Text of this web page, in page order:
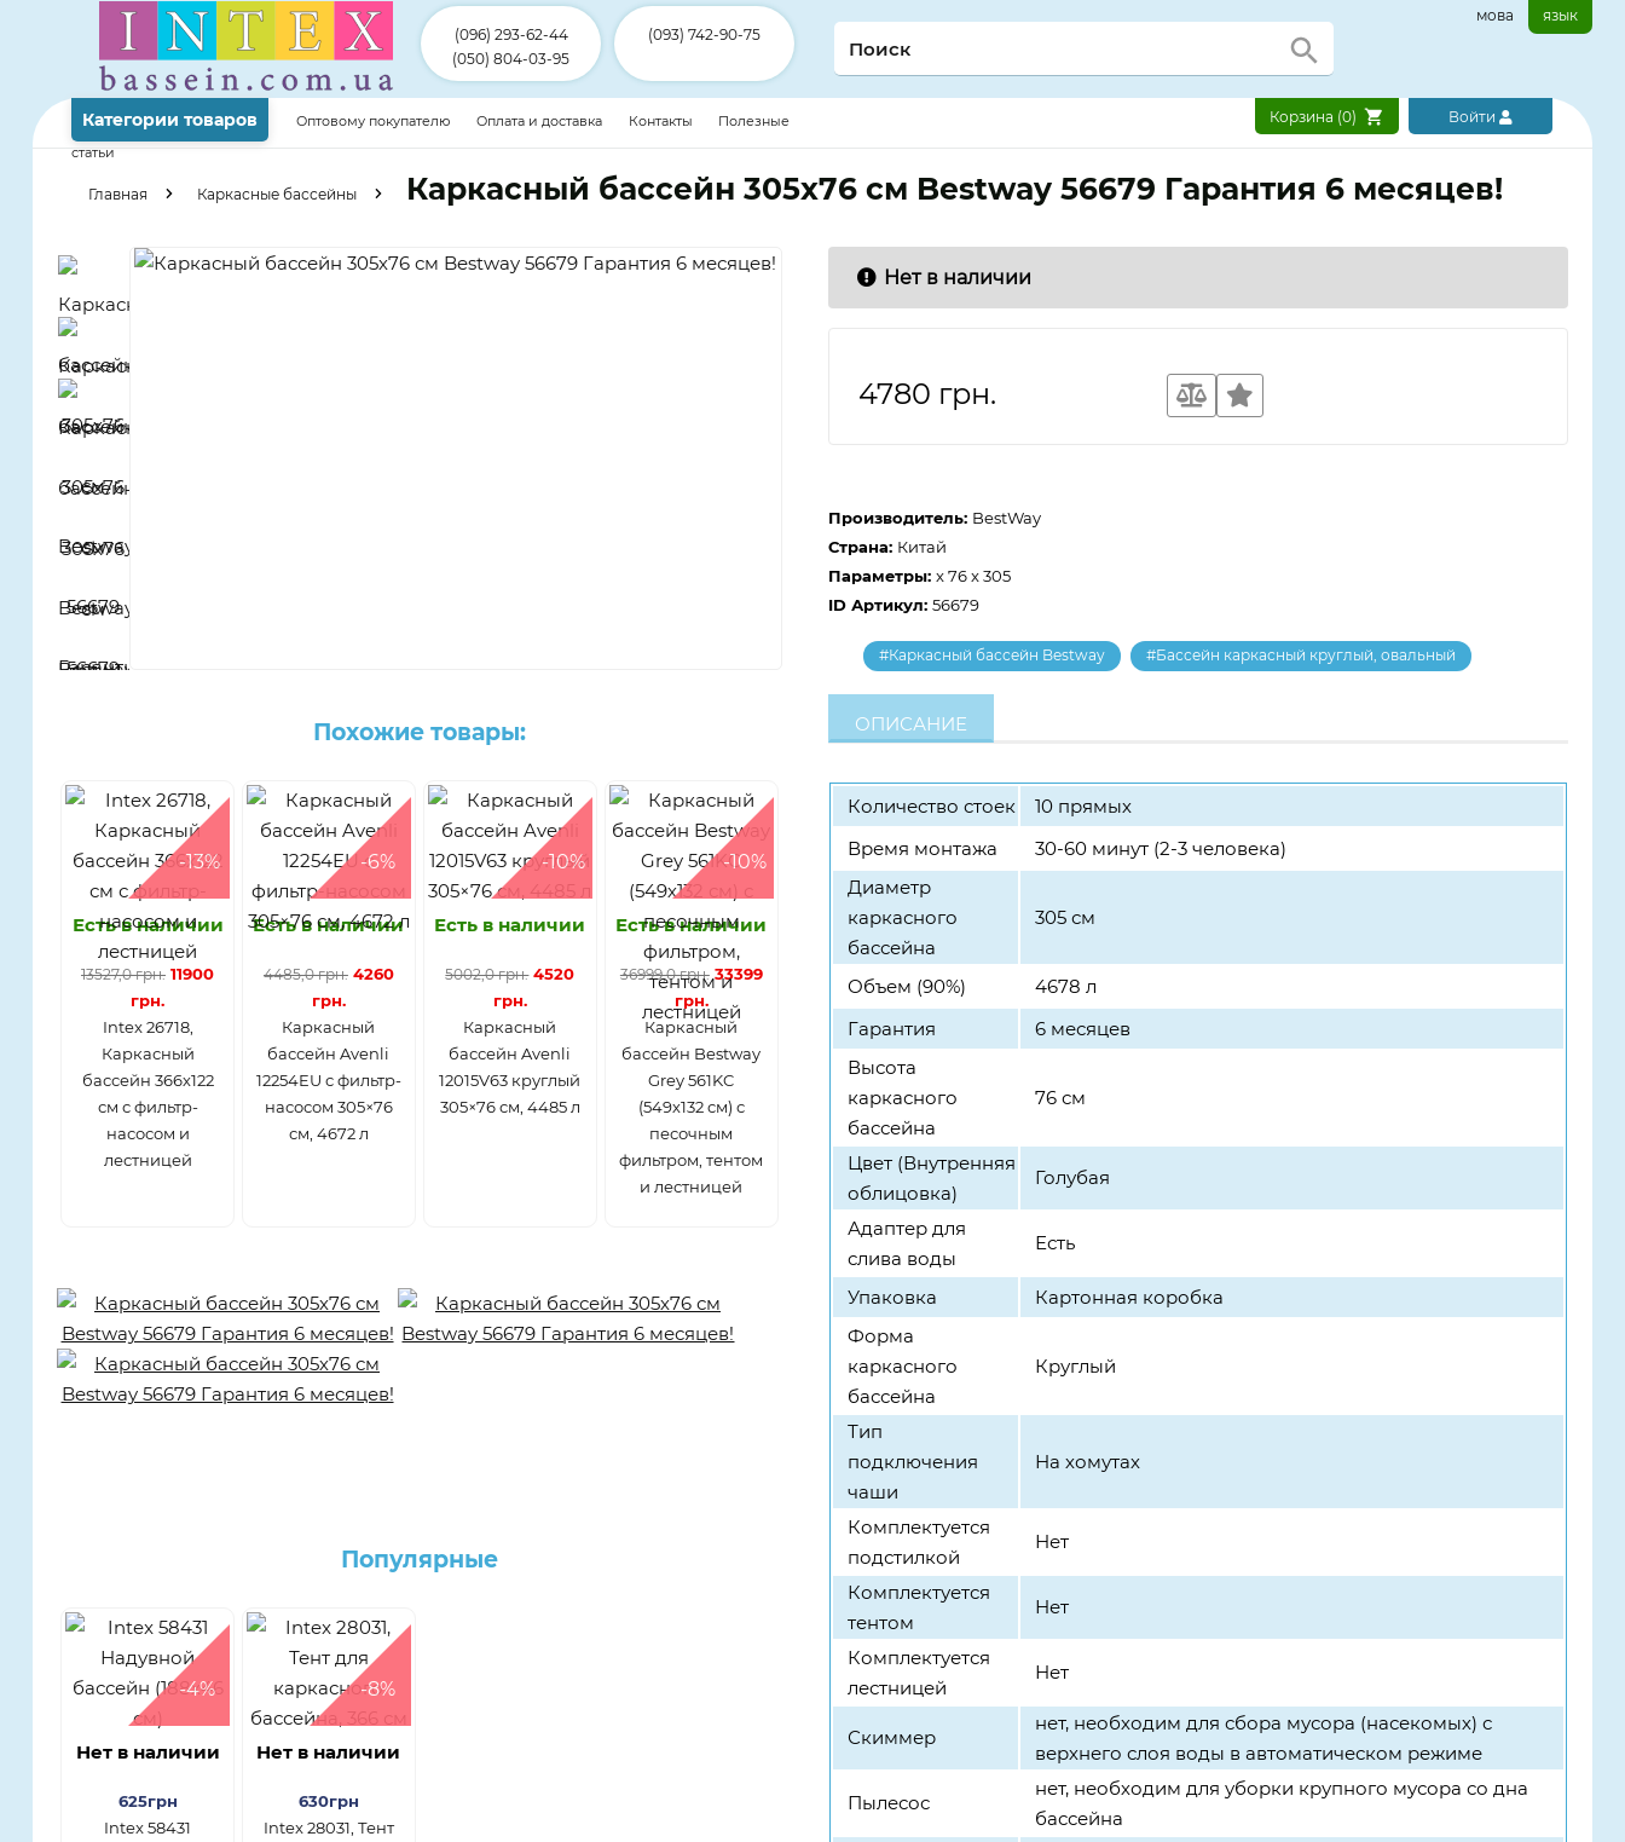
(096) 293-62-44
(050) 804-03-95
(093) 742-90-75
мова язык
Категории товаров Оптовому покупателю Оплата и доставка Контакты
Полезные
статьи
Корзина (0) Войти
Главная Каркасные бассейны Каркасный бассейн 305х76 см Bestway 56679 Гарантия 6 месяцев!
Похожие товары:
-13%
Есть в наличии
13527,0 грн. 11900
грн.
Intex 26718,
Каркасный
бассейн 366х122
см с фильтр-
насосом и
лестницей
-6%
Есть в наличии
4485,0 грн. 4260
грн.
Каркасный
бассейн Avenli
12254EU с фильтр-
насосом 305×76
см, 4672 л
-10%
Есть в наличии
5002,0 грн. 4520
грн.
Каркасный
бассейн Avenli
12015V63 круглый
305×76 см, 4485 л
-10%
Есть в наличии
36999,0 грн. 33399
грн.
Каркасный
бассейн Bestway
Grey 561KC
(549х132 см) с
песочным
фильтром, тентом
и лестницей
Популярные
-4%
Нет в наличии
625грн
Intex 58431
-8%
Нет в наличии
630грн
Intex 28031, Тент
Нет в наличии
4780 грн.
Производитель: BestWay
Страна: Китай
Параметры: x 76 x 305
ID Артикул: 56679
#Каркасный бассейн Bestway #Бассейн каркасный круглый, овальный
ОПИСАНИЕ
Количество стоек
10 прямых
Время монтажа
30-60 минут (2-3 человека)
Диаметр
каркасного
бассейна
305 см
Объем (90%)
4678 л
Гарантия
6 месяцев
Высота
каркасного
бассейна
76 см
Цвет (Внутренняя
облицовка)
Голубая
Адаптер для
слива воды
Есть
Упаковка
Картонная коробка
Форма
каркасного
бассейна
Круглый
Тип
подключения
чаши
На хомутах
Комплектуется
подстилкой
Нет
Комплектуется
тентом
Нет
Комплектуется
лестницей
Нет
Скиммер
нет, необходим для сбора мусора (насекомых) с
верхнего слоя воды в автоматическом режиме
Пылесос
нет, необходим для уборки крупного мусора со дна
бассейна